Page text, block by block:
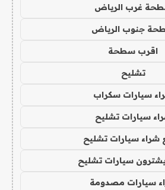
غرب الرياض
جنوب الرياض
اقرب سطحة
تشليح
سيارات سكراب
سيارات تشليح
شراء سيارات تشليح
يشترون سيارات تشليح
سيارات مصدومة